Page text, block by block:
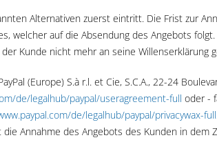
Alternativen zuerst eintritt. Die Frist zur
welcher auf die Absendung des Angebots
Kunde nicht mehr an seine Willenserklärung
(Europe) S.à r.l. et Cie, S.C.A., 22-24
/de/legalhub/paypal/useragreement-full oder -
/de/legalhub/paypal/privacywax-full
Annahme des Angebots des Kunden in dem